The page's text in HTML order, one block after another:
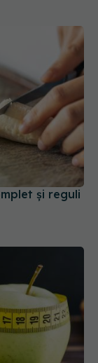
și reguli